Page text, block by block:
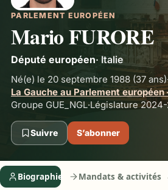
PARLEMENT EUROPÉEN
Mario FURORE
Député européen· Italie
Né(e) le 20 septembre 1988 (37 ans)
La Gauche au Parlement européen
Groupe GUE_NGL·Législature
Suivre S’abonner
Biographie Mandats & activités